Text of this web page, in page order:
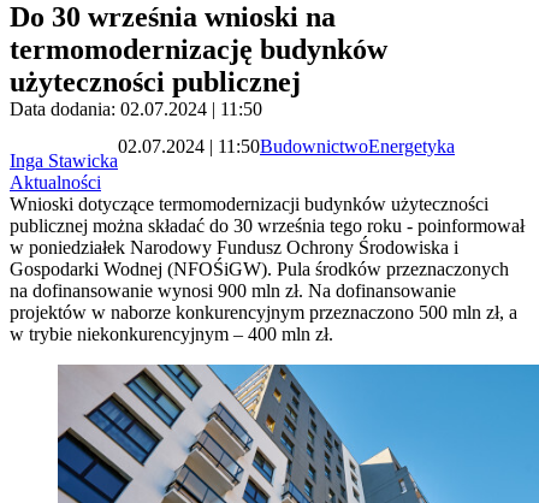
Do 30 września wnioski na
termomodernizację budynków
użyteczności publicznej
Data dodania: 02.07.2024 | 11:50
Inga Stawicka
02.07.2024 | 11:50BudownictwoEnergetyka
Aktualności
Wnioski dotyczące termomodernizacji budynków użyteczności
publicznej można składać do 30 września tego roku - poinformował
w poniedziałek Narodowy Fundusz Ochrony Środowiska i
Gospodarki Wodnej (NFOŚiGW). Pula środków przeznaczonych
na dofinansowanie wynosi 900 mln zł. Na dofinansowanie
projektów w naborze konkurencyjnym przeznaczono 500 mln zł, a
w trybie niekonkurencyjnym – 400 mln zł.